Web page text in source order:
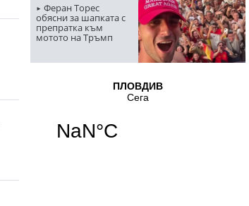
Феран Торес
обясни за шапката с
препратка към
мотото на Тръмп